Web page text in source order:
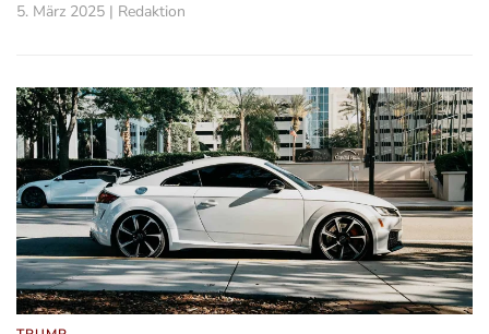
5. März 2025 | Redaktion